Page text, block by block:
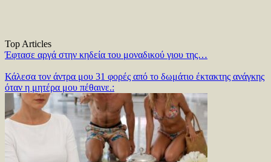
Top Articles
Έφτασε αργά στην κηδεία του μοναδικού γιου της…
Κάλεσα τον άντρα μου 31 φορές από το δωμάτιο έκτακτης ανάγκης
όταν η μητέρα μου πέθαινε.: